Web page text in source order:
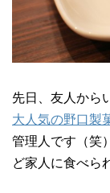
先日、友人から
大人気の野口製
管理人です（笑
ど家人に食べら